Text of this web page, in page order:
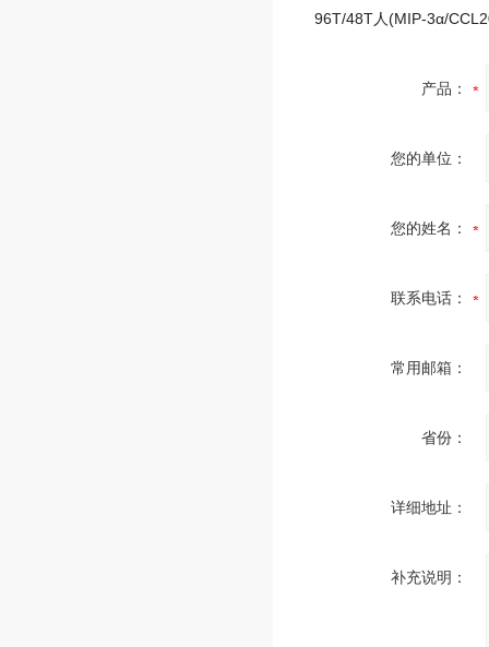
产品：
您的单位：
您的姓名：
联系电话：
常用邮箱：
省份：
详细地址：
补充说明：